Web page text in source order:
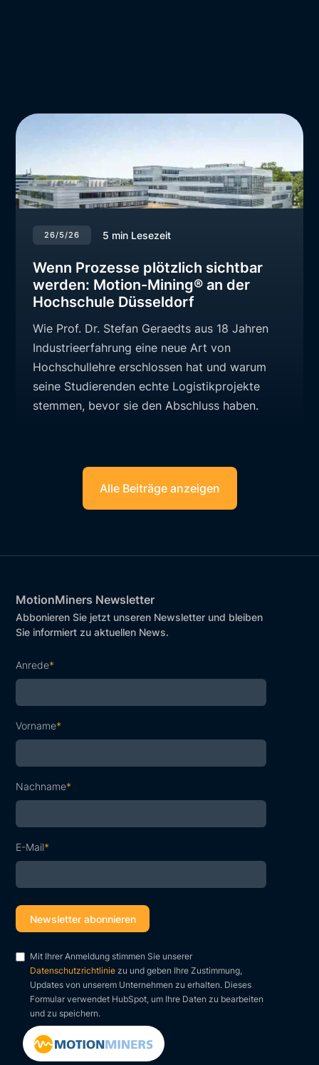
26/5/26 5 min Lesezeit
Wenn Prozesse plötzlich sichtbar
werden: Motion-Mining® an der
Hochschule Düsseldorf
Wie Prof. Dr. Stefan Geraedts aus 18 Jahren
Industrieerfahrung eine neue Art von
Hochschullehre erschlossen hat und warum
seine Studierenden echte Logistikprojekte
stemmen, bevor sie den Abschluss haben.
Alle Beiträge anzeigen
MotionMiners Newsletter
Abbonieren Sie jetzt unseren Newsletter und bleiben
Sie informiert zu aktuellen News.
Anrede*
Vorname*
Nachname*
E-Mail*
Mit Ihrer Anmeldung stimmen Sie unserer
Datenschutzrichtlinie zu und geben Ihre Zustimmung,
Updates von unserem Unternehmen zu erhalten. Dieses
Formular verwendet HubSpot, um Ihre Daten zu bearbeiten
und zu speichern.